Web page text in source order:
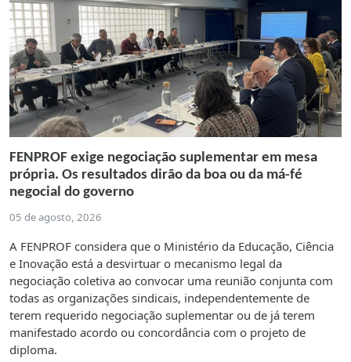
FENPROF exige negociação suplementar em mesa
própria. Os resultados dirão da boa ou da má-fé
negocial do governo
05 de agosto, 2026
A FENPROF considera que o Ministério da Educação, Ciência
e Inovação está a desvirtuar o mecanismo legal da
negociação coletiva ao convocar uma reunião conjunta com
todas as organizações sindicais, independentemente de
terem requerido negociação suplementar ou de já terem
manifestado acordo ou concordância com o projeto de
diploma.